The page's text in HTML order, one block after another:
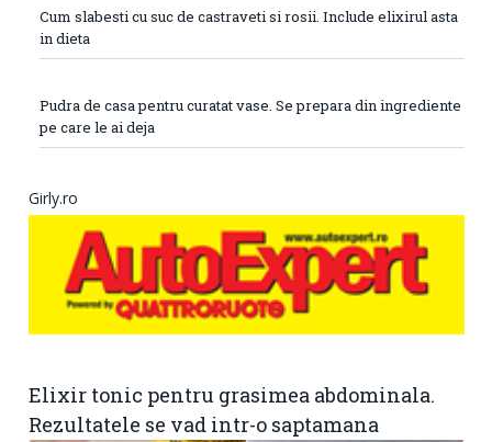
Cum slabesti cu suc de castraveti si rosii. Include elixirul asta
in dieta
Pudra de casa pentru curatat vase. Se prepara din ingrediente
pe care le ai deja
Girly.ro
Elixir tonic pentru grasimea abdominala.
Rezultatele se vad intr-o saptamana